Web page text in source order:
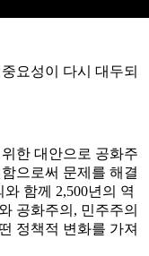
요성이 다시 대두되
한 대안으로 공화주
으로써 문제를 해결
함께 2,500년의 역
공화주의, 민주주의
정책적 변화를 가져